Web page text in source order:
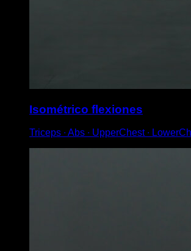
Isométrico flexiones
Triceps ∙ Abs ∙ UpperChest ∙